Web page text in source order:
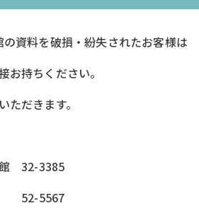
資料を破損・紛失されたお客様は
お持ちください。
だきます。
32-3385
5567